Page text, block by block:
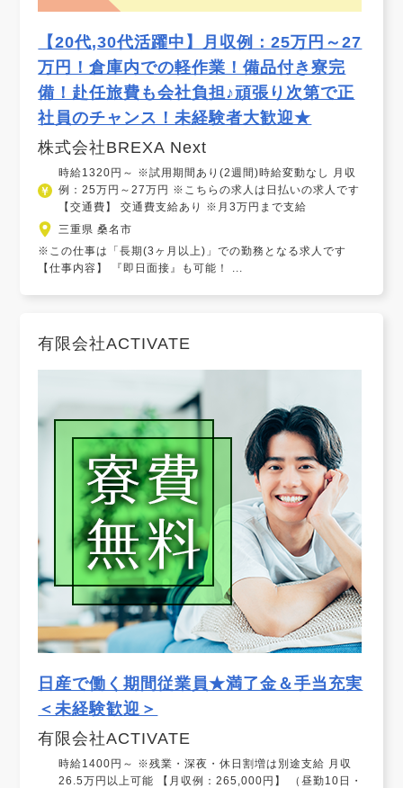
【20代,30代活躍中】月収例：25万円～27
万円！倉庫内での軽作業！備品付き寮完
備！赴任旅費も会社負担♪頑張り次第で正
社員のチャンス！未経験者大歓迎★
株式会社BREXA Next
時給1320円～ ※試用期間あり(2週間)時給変動なし 月収
例：25万円～27万円 ※こちらの求人は日払いの求人です
【交通費】 交通費支給あり ※月3万円まで支給
三重県 桑名市
※この仕事は「長期(3ヶ月以上)」での勤務となる求人です
【仕事内容】 『即日面接』も可能！ ...
有限会社ACTIVATE
日産で働く期間従業員★満了金＆手当充実
＜未経験歓迎＞
有限会社ACTIVATE
時給1400円～ ※残業・深夜・休日割増は別途支給 月収
26.5万円以上可能 【月収例：265,000円】 （昼勤10日・